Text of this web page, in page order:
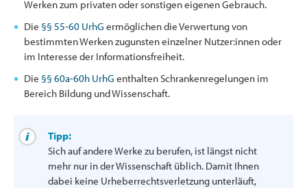
Werken zum privaten oder sonstigen eigenen Gebrauch.
Die §§ 55-60 UrhG ermöglichen die Verwertung von
bestimmten Werken zugunsten einzelner Nutzer:innen oder
im Interesse der Informationsfreiheit.
Die §§ 60a-60h UrhG enthalten Schrankenregelungen im
Bereich Bildung und Wissenschaft.
Tipp:
Sich auf andere Werke zu berufen, ist längst nicht
mehr nur in der Wissenschaft üblich. Damit Ihnen
dabei keine Urheberrechtsverletzung unterläuft,